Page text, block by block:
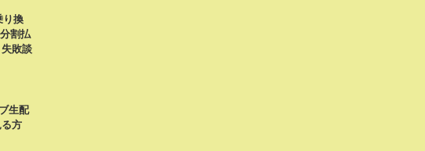
換
割払
敗談
生配
方